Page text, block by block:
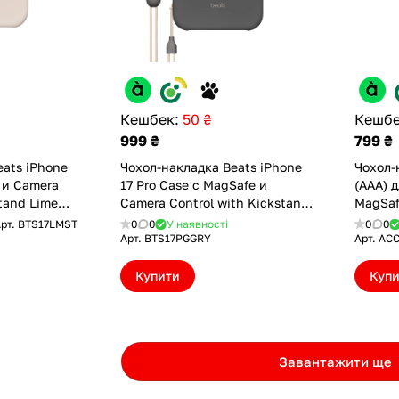
iPhone
Camera
Lime
BTS17LMST
Кешбек: 50 ₴
999 ₴
Чохол-накладка Beats iPhone
17 Pro Case с MagSafe и
Camera Control with Kickstand
Granite Gray (BTS17PGGRY)
0 0
У наявності
Арт. BTS17PGGRY
Купити
799 ₴
Чохол-
(AAA)
0
0
Арт.
Завантажити ще